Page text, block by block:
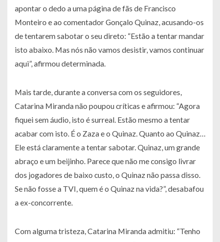
apontar o dedo a uma página de fãs de Francisco
Monteiro e ao comentador Gonçalo Quinaz, acusando-os
de tentarem sabotar o seu direto: “Estão a tentar mandar
isto abaixo. Mas nós não vamos desistir, vamos continuar
aqui”,afirmou determinada.
Mais tarde, durante a conversa com os seguidores,
Catarina Miranda não poupou críticas e afirmou: “Agora
fiquei sem áudio, isto é surreal. Estão mesmo a tentar
acabar com isto. É o Zaza e o Quinaz. Quanto ao Quinaz…
Ele está claramente a tentar sabotar. Quinaz, um grande
abraço e um beijinho. Parece que não me consigo livrar
dos jogadores de baixo custo, o Quinaz não passa disso.
Se não fosse a TVI, quem é o Quinaz na vida?”,desabafou
a ex-concorrente.
Com alguma tristeza, Catarina Miranda admitiu: “Tenho